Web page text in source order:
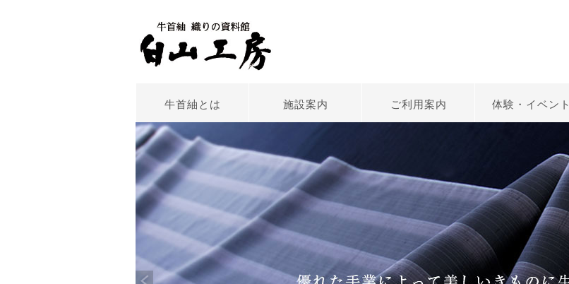
牛首紬とは 施設案内 ご利用案内 体験・イベント